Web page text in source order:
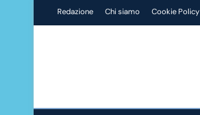
Redazione Chi siamo Cookie Policy